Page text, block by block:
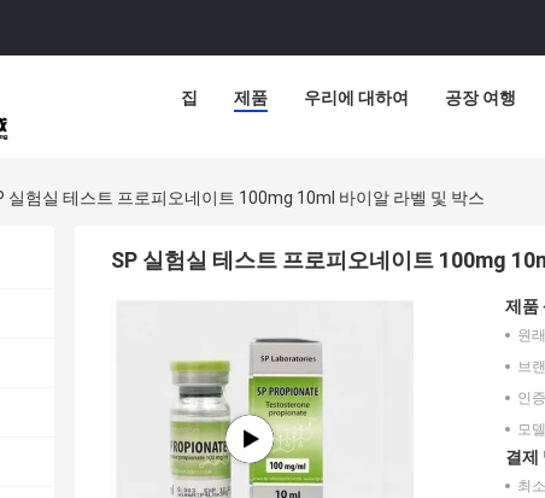
집 제품 우리에 대하여 공장 여행
실험실 테스트 프로피오네이트 100mg 10ml 바이알 라벨 및 박스
SP 실험실 테스트 프로피오네이트 100mg
제품
원
브
인
모
결제
최